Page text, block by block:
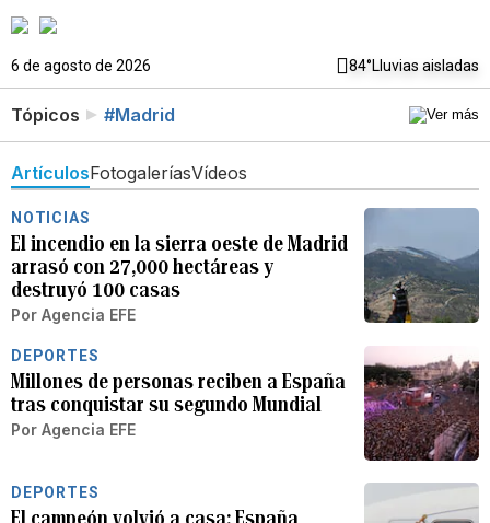
6 de agosto de 2026 84°Lluvias aisladas
Tópicos #Madrid
ArtículosFotogaleríasVídeos
NOTICIAS
El incendio en la sierra oeste de Madrid
arrasó con 27,000 hectáreas y
destruyó 100 casas
Por Agencia EFE
DEPORTES
Millones de personas reciben a España
tras conquistar su segundo Mundial
Por Agencia EFE
DEPORTES
El campeón volvió a casa: España